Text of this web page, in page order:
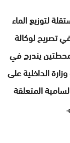
لتوزيع الماء
تصريح لوكالة
يندرج في
الداخلية على
المتعلقة